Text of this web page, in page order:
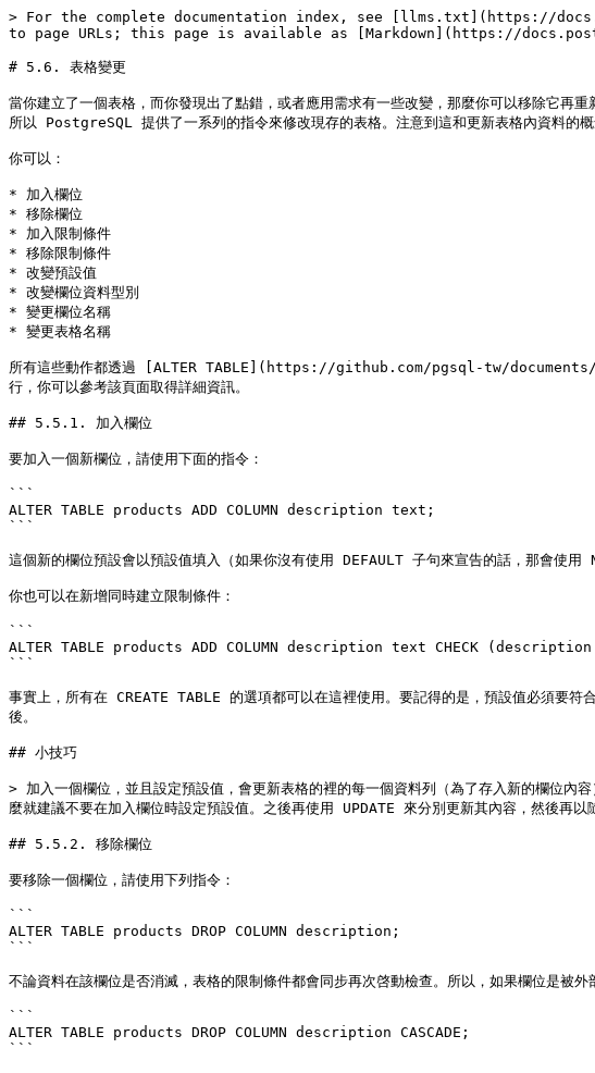
> For the complete documentation index, see [llms.txt](https://
to page URLs; this page is available as [Markdown](https://
# 5.6. 表格變更
當你建立了一個表格，而你發現出了點錯，或者應用需求有一些改變，那麼你可以移除它再
所以 PostgreSQL 提供了一系列的指令來修改現存的表格。注意到這和更新表格內資料的概
你可以：
* 加入欄位
* 移除欄位
* 加入限制條件
* 移除限制條件
* 改變預設值
* 改變欄位資料型別
* 變更欄位名稱
* 變更表格名稱
所有這些動作都透過 [ALTER TABLE](https://github.com/pgsql-tw/
行，你可以參考該頁面取得詳細資訊。
## 5.5.1. 加入欄位
要加入一個新欄位，請使用下面的指令：
```
ALTER TABLE products ADD COLUMN description text;
```
這個新的欄位預設會以預設值填入（如果你沒有使用 DEFAULT 子句來宣告的話，那會使用
你也可以在新增同時建立限制條件：
```
ALTER TABLE products ADD COLUMN description text CHECK
```
事實上，所有在 CREATE TABLE 的選項都可以在這裡使用。要記得的是，預設值必須要符
後。
## 小技巧
> 加入一個欄位，並且設定預設值，會更新表格的裡的每一個資料列（為了存入新的欄位
麼就建議不要在加入欄位時設定預設值。之後再使用 UPDATE 來分別更新其內容，然後再以
## 5.5.2. 移除欄位
要移除一個欄位，請使用下列指令：
```
ALTER TABLE products DROP COLUMN description;
```
不論資料在該欄位是否消滅，表格的限制條件都會同步再次啓動檢查。所以，如果欄位是被
```
ALTER TABLE products DROP COLUMN description CASCADE;
```